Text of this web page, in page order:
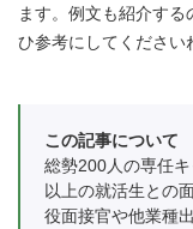
ます。例文も紹介す
ひ参考にしてください
この記事について
総勢200人の専任
以上の就活生との
役面接官や他業種